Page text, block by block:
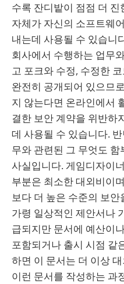
수록 잔디밭이 점점 더
자체가 자신의 소프트웨
내는데 사용될 수 있습니
회사에서 수행하는 업무
고 포크와 수정, 수정한
완전히 공개되어 있으므
지 않는다면 온라인에서
결한 보안 계약을 위반하
데 사용될 수 있습니다.
무와 관련된 그 무엇도
사실입니다. 게임디자이
부분은 최소한 대외비이
보다 더 높은 수준의 보
가령 일상적인 제안서나
급되지만 문서에 예산이
포함되거나 출시 시점 같
하면 이 문서는 더 이상
이런 문서를 작성하는 과